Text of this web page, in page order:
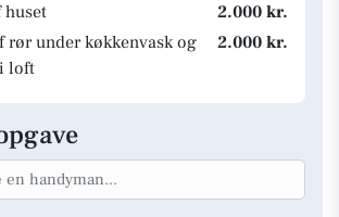
huset
2.000 kr.
under køkkenvask og
loft
2.000 kr.